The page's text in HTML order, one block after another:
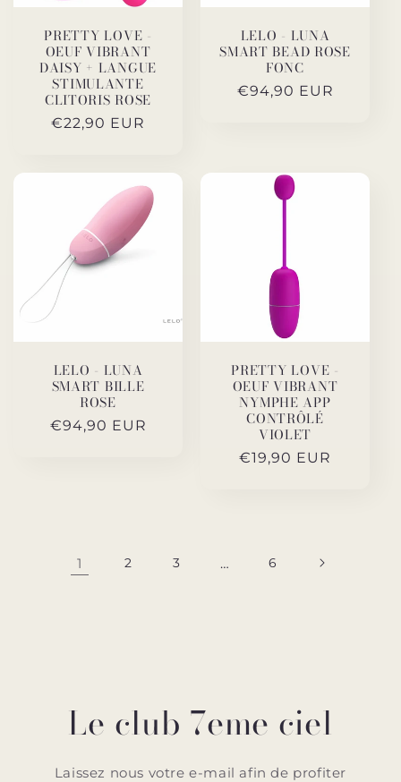
PRETTY LOVE -
OEUF VIBRANT
DAISY + LANGUE
STIMULANTE
CLITORIS ROSE
Prix
€22,90 EUR
LELO - LUNA
SMART BEAD ROSE
FONC
Prix
€94,90 EUR
LELO - LUNA
SMART BILLE
ROSE
Prix
€94,90 EUR
PRETTY LOVE -
OEUF VIBRANT
NYMPHE APP
CONTRÔLÉ
VIOLET
Prix
€19,90 EUR
1 2 3 … 6
Le club 7eme ciel
Laissez nous votre e-mail afin de profiter